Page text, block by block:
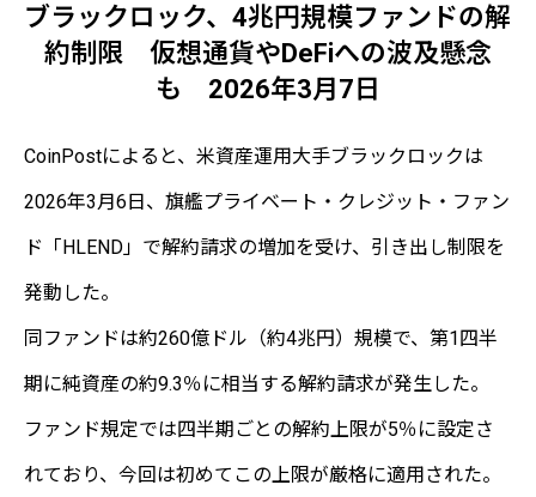
ブラックロック、4兆円規模ファンドの解
約制限 仮想通貨やDeFiへの波及懸念
も 2026年3月7日
CoinPostによると、米資産運用大手ブラックロックは
2026年3月6日、旗艦プライベート・クレジット・ファン
ド「HLEND」で解約請求の増加を受け、引き出し制限を
発動した。
同ファンドは約260億ドル（約4兆円）規模で、第1四半
期に純資産の約9.3％に相当する解約請求が発生した。
ファンド規定では四半期ごとの解約上限が5％に設定さ
れており、今回は初めてこの上限が厳格に適用された。